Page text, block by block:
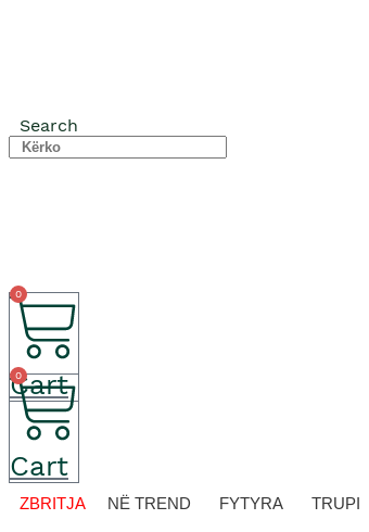
0
Cart
Search
0
Cart
ZBRITJA NË TREND FYTYRA TRUPI